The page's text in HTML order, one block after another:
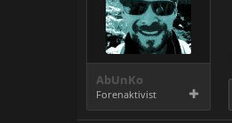
AbUnKo
Forenaktivist